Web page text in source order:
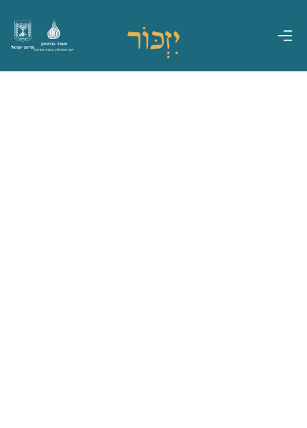
מדינת ישראל
משרד הביטחון
אגף משפחות, הנצחה ומורשת